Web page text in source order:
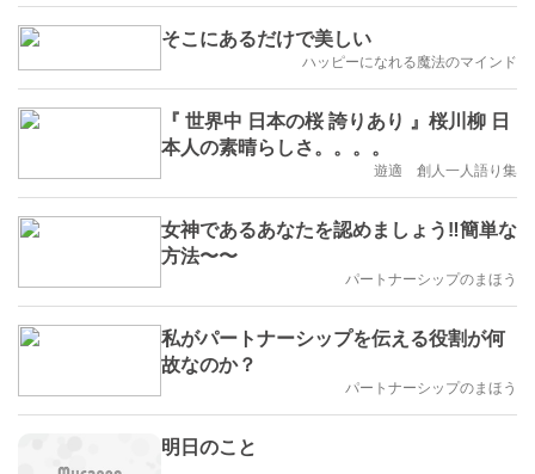
そこにあるだけで美しい
ハッピーになれる魔法のマインド
『 世界中 日本の桜 誇りあり 』桜川柳 日
本人の素晴らしさ。。。。
遊適 創人一人語り集
女神であるあなたを認めましょう‼️簡単な
方法〜〜
パートナーシップのまほう
私がパートナーシップを伝える役割が何
故なのか？
パートナーシップのまほう
明日のこと